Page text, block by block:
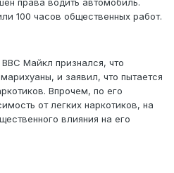
права водить автомобиль.
100 часов общественных работ.
Майкл признался, что
и заявил, что пытается
Впрочем, по его
от легких наркотиков, на
влияния на его